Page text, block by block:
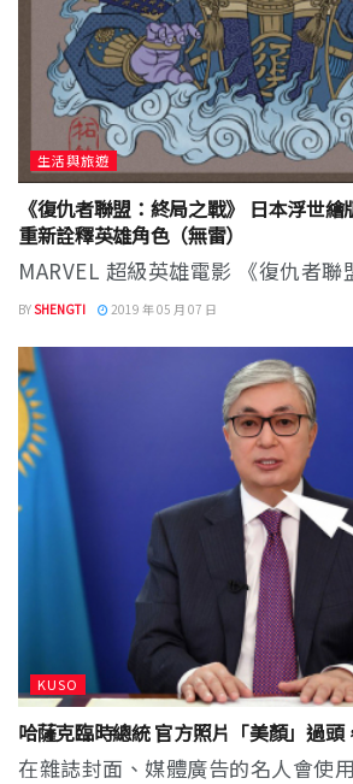
生活與旅遊
《復仇者聯盟：終局之戰》 日本浮世
重新詮釋英雄角色（無雷）
MARVEL 超級英雄電影 《復仇者聯
BYSHENGTI 2019 年 05 月 07 日
KUSO
哈薩克臨時總統 官方照片「美顏」過
在雜誌封面、媒體廣告的名人會使